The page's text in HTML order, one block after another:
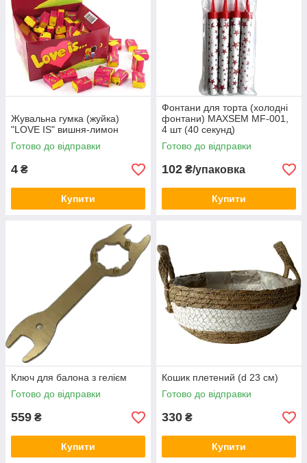
Жувальна гумка (жуйка)
"LOVE IS" вишня-лимон
Готово до відправки
4 ₴
Купити
Фонтани для торта (холодні
фонтани) MAXSEM MF-001,
4 шт (40 секунд)
Готово до відправки
102 ₴/упаковка
Купити
Ключ для балона з гелієм
Готово до відправки
559 ₴
Купити
Кошик плетений (d 23 см)
Готово до відправки
330 ₴
Купити